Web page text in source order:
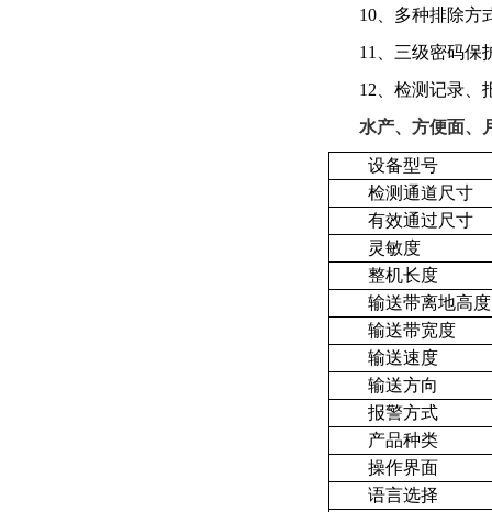
10、多种排除方
11、三级密码保
12、检测记录、
水产、方便面、
设备型号
检测通道尺寸
有效通过尺寸
灵敏度
整机长度
输送带离地高度
输送带宽度
输送速度
输送方向
报警方式
产品种类
操作界面
语言选择